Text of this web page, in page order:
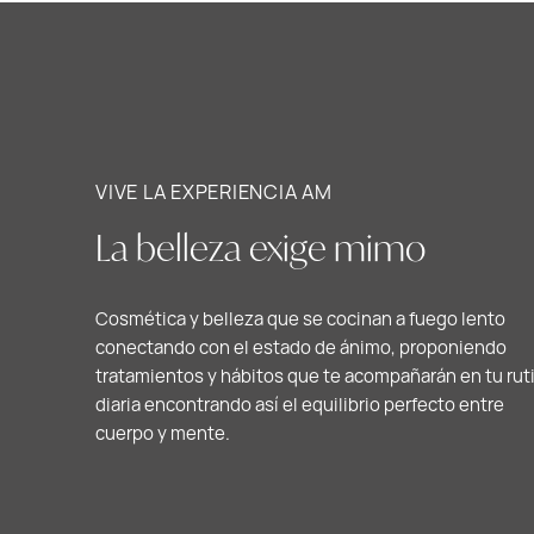
VIVE LA EXPERIENCIA AM
La belleza exige mimo
Cosmética y belleza que se cocinan a fuego lento
conectando con el estado de ánimo, proponiendo
tratamientos y hábitos que te acompañarán en tu
diaria encontrando así el equilibrio perfecto entre
cuerpo y mente.